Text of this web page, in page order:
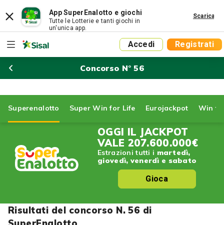
App SuperEnalotto e giochi
Tutte le Lotterie e tanti giochi in
un'unica app.
Scarica
Accedi Registrati
Concorso N° 56
Superenalotto Super Win for Life Eurojackpot Win
OGGI IL JACKPOT
VALE 207.600.000€
Estrazioni tutti i martedì,
giovedì, venerdì e sabato
Gioca
Risultati del concorso N. 56 di